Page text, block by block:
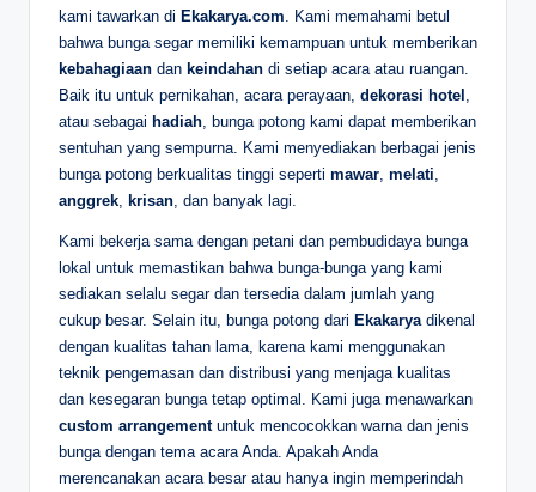
kami tawarkan di Ekakarya.com . Kami memahami betul
bahwa bunga segar memiliki kemampuan untuk memberikan
kebahagiaan dan keindahan di setiap acara atau ruangan.
Baik itu untuk pernikahan, acara perayaan, dekorasi hotel
atau sebagai hadiah , bunga potong kami dapat memberikan
sentuhan yang sempurna. Kami menyediakan berbagai jenis
bunga potong berkualitas tinggi seperti mawar melati
anggrek krisan , dan banyak lagi.
Kami bekerja sama dengan petani dan pembudidaya bunga
lokal untuk memastikan bahwa bunga-bunga yang kami
sediakan selalu segar dan tersedia dalam jumlah yang
cukup besar. Selain itu, bunga potong dari Ekakarya dikenal
dengan kualitas tahan lama, karena kami menggunakan
teknik pengemasan dan distribusi yang menjaga kualitas
dan kesegaran bunga tetap optimal. Kami juga menawarkan
custom arrangementuntuk mencocokkan warna dan jenis
bunga dengan tema acara Anda. Apakah Anda
merencanakan acara besar atau hanya ingin memperindah